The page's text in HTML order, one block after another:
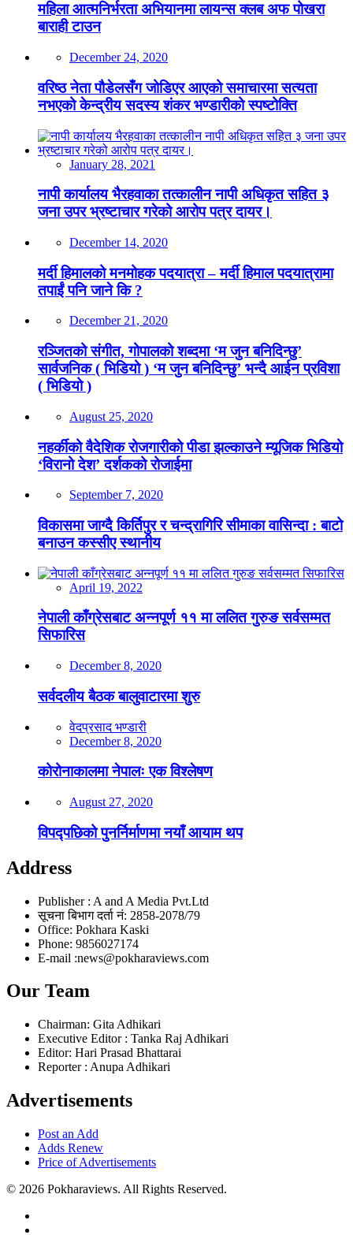
महिला आत्मनिर्भरता अभियानमा लायन्स क्लब अफ पोखरा
बाराही टाउन
December 24, 2020
वरिष्ठ नेता पौडेलसँग जोडिएर आएको समाचारमा सत्यता
नभएको केन्द्रीय सदस्य शंकर भण्डारीको स्पष्टोक्ति
January 28, 2021
नापी कार्यालय भैरहवाका तत्कालीन नापी अधिकृत सहित ३
जना उपर भ्रष्टाचार गरेको आरोप पत्र दायर।
December 14, 2020
मर्दी हिमालको मनमोहक पदयात्रा – मर्दी हिमाल पदयात्रामा
तपाईं पनि जाने कि ?
December 21, 2020
रञ्जितको संगीत, गोपालको शब्दमा ‘म जुन बनिदिन्छु’
सार्वजनिक ( भिडियो ) ‘म जुन बनिदिन्छु’ भन्दै आईन प्रविशा
( भिडियो )
August 25, 2020
नहर्कीको वैदेशिक रोजगारीको पीडा झल्काउने म्यूजिक भिडियो
‘विरानो देश’ दर्शकको रोजाईमा
September 7, 2020
विकासमा जाग्दै किर्तिपुर र चन्द्रागिरि सीमाका वासिन्दा : बाटो
बनाउन कस्सीए स्थानीय
April 19, 2022
नेपाली काँग्रेसबाट अन्नपूर्ण ११ मा ललित गुरुङ सर्वसम्मत
सिफारिस
December 8, 2020
सर्वदलीय बैठक बालुवाटारमा शुरु
वेदप्रसाद भण्डारी
December 8, 2020
कोरोनाकालमा नेपालः एक विश्लेषण
August 27, 2020
विपद्पछिको पुनर्निर्माणमा नयाँ आयाम थप
Address
Publisher : A and A Media Pvt.Ltd
सूचना बिभाग दर्ता नं: 2858-2078/79
Office: Pokhara Kaski
Phone: 9856027174
E-mail :news@pokharaviews.com
Our Team
Chairman: Gita Adhikari
Executive Editor : Tanka Raj Adhikari
Editor: Hari Prasad Bhattarai
Reporter : Anupa Adhikari
Advertisements
Post an Add
Adds Renew
Price of Advertisements
© 2026 Pokharaviews. All Rights Reserved.